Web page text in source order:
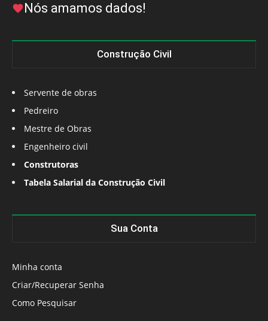
Nós amamos dados!
Construção Civil
Servente de obras
Pedreiro
Mestre de Obras
Engenheiro civil
Construtoras
Tabela Salarial da Construção Civil
Sua Conta
Minha conta
Criar/Recuperar Senha
Como Pesquisar